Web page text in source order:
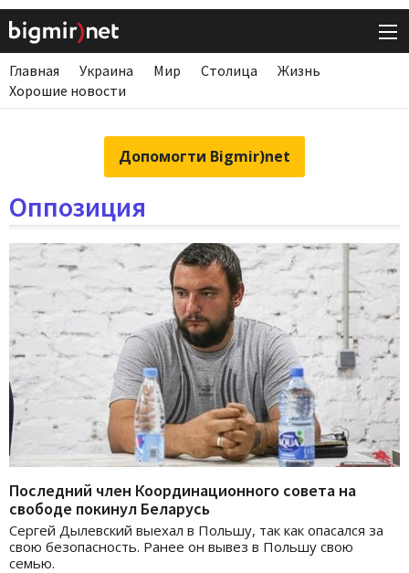
Главная Украина Мир Столица
Жизнь
Хорошие новости
Допомогти Bigmir)net
Оппозиция
Последний член Координационного совета на
свободе покинул Беларусь
Сергей Дылевский выехал в Польшу, так как опасался за
свою безопасность. Ранее он вывез в Польшу свою
семью.